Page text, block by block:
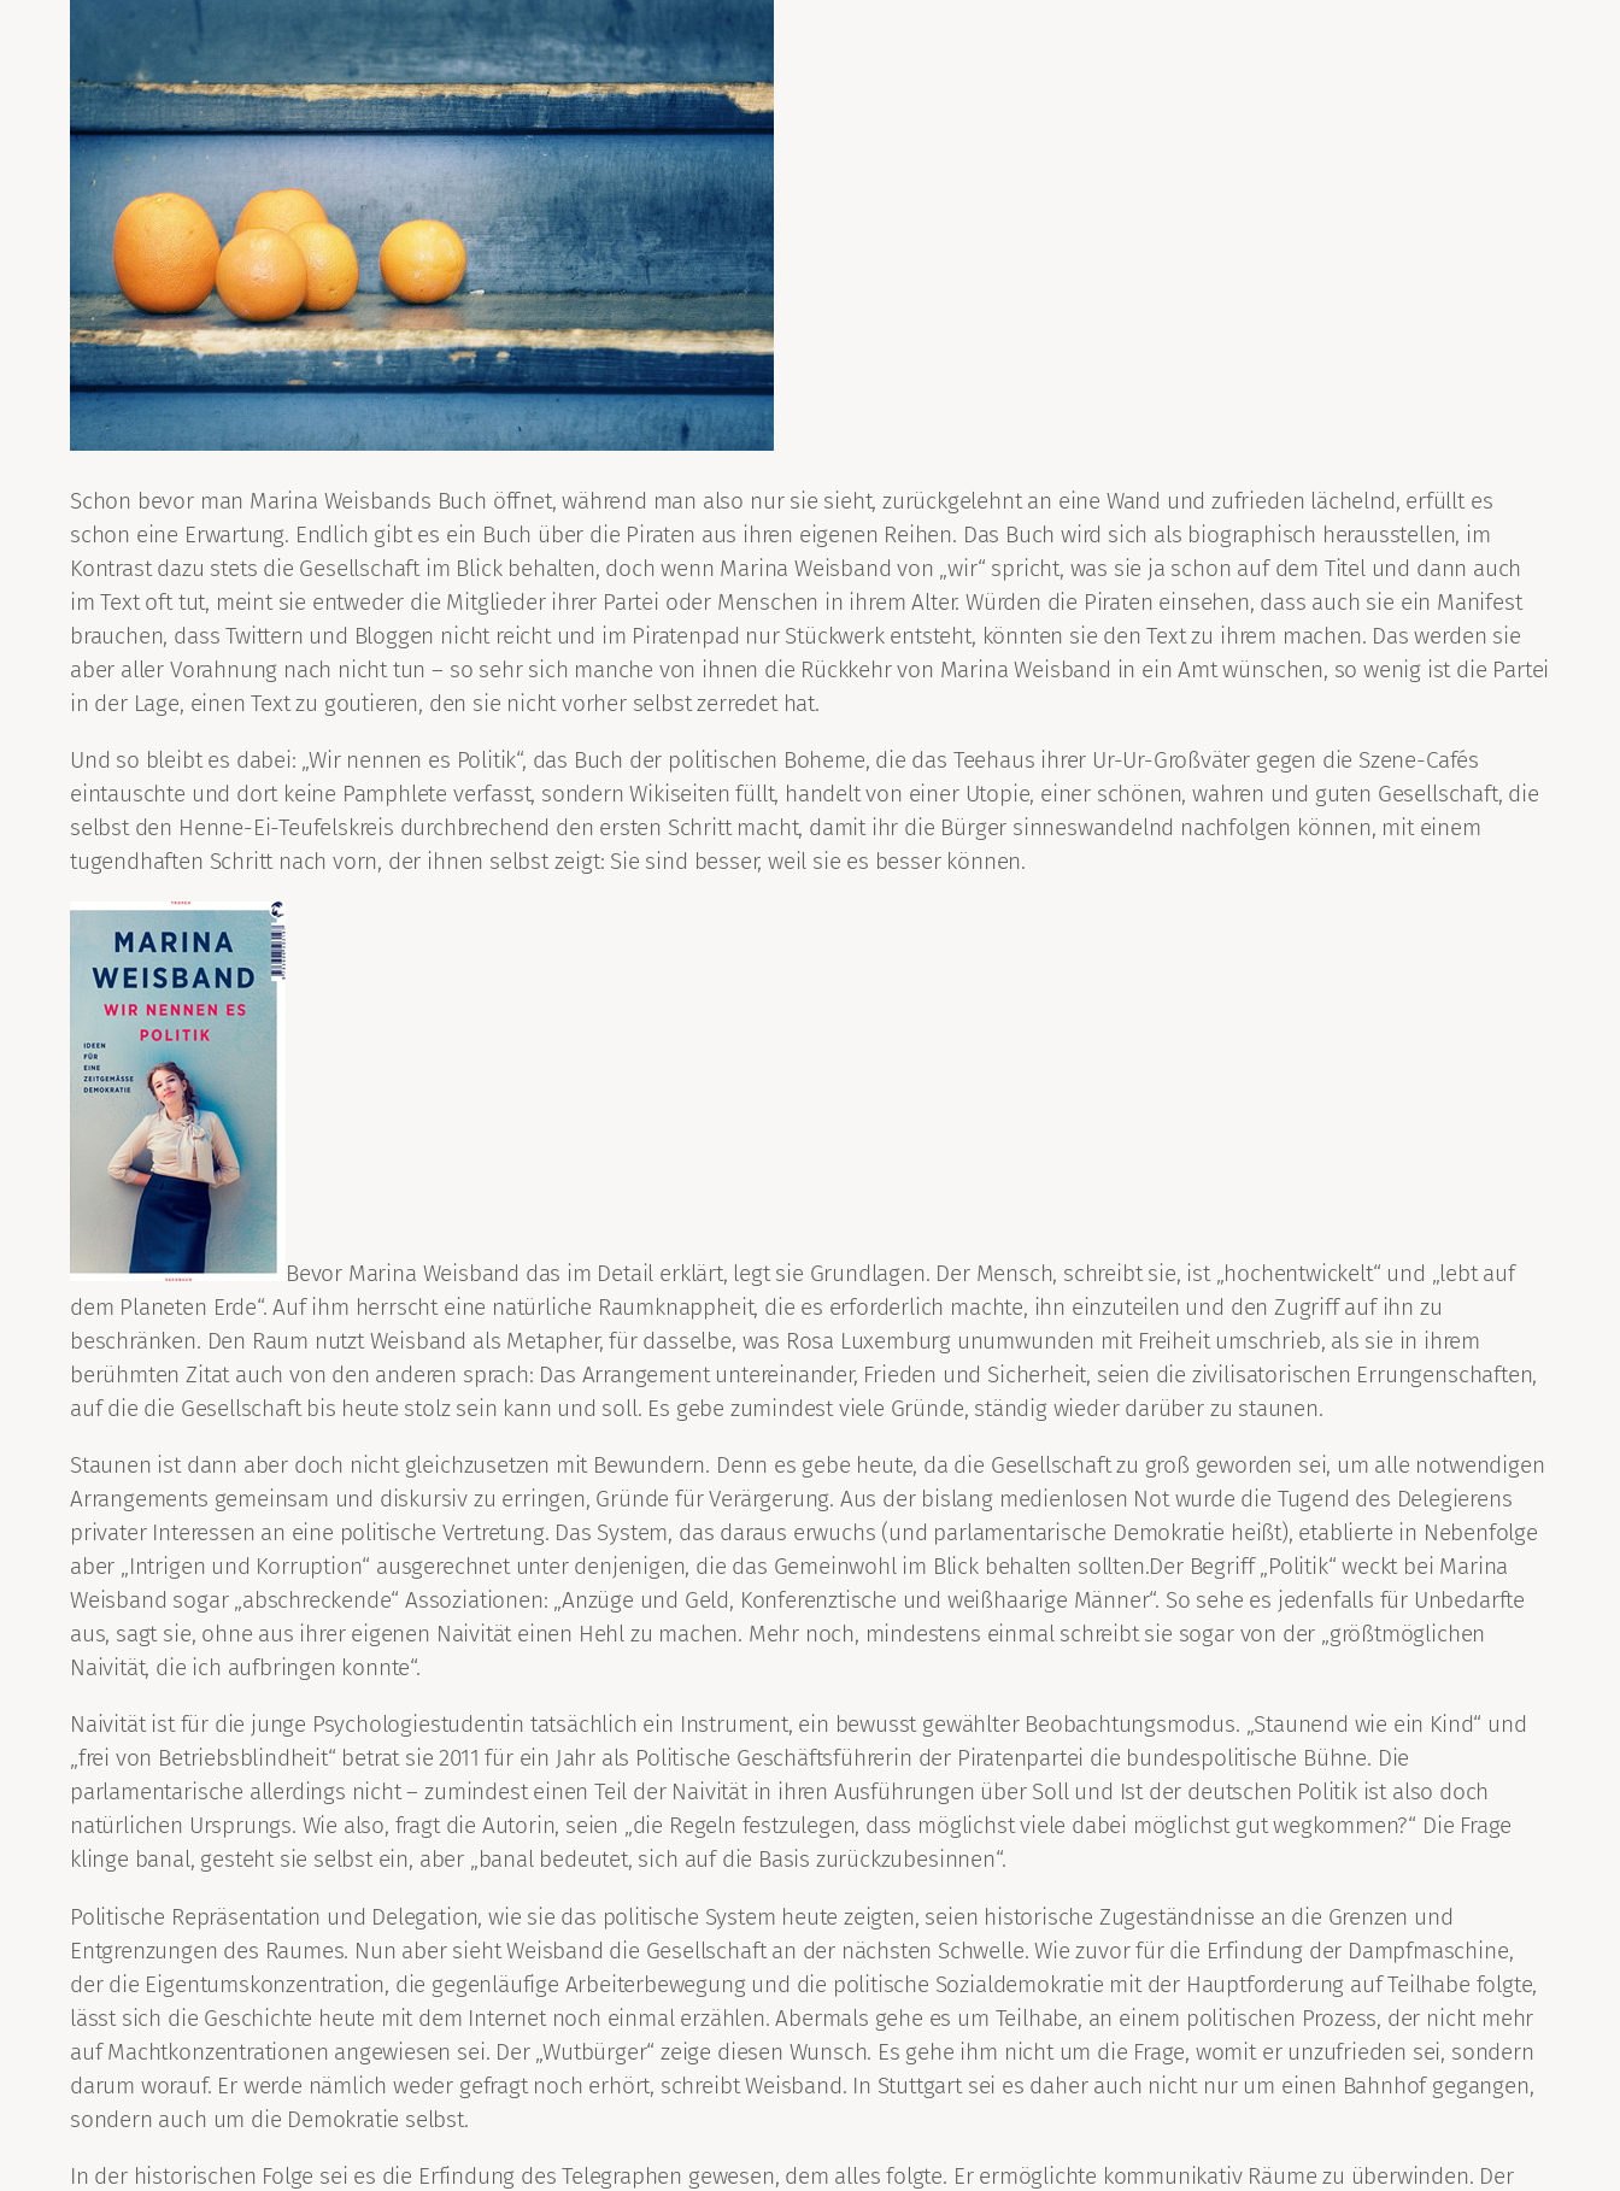
Schon bevor man Marina Weisbands Buch öffnet, während man also nur sie sieht, zurückgelehnt an eine Wand und zufrieden lächelnd, erfüllt es
schon eine Erwartung. Endlich gibt es ein Buch über die Piraten aus ihren eigenen Reihen. Das Buch wird sich als biographisch herausstellen, im
Kontrast dazu stets die Gesellschaft im Blick behalten, doch wenn Marina Weisband von „wir“ spricht, was sie ja schon auf dem Titel und dann auch
im Text oft tut, meint sie entweder die Mitglieder ihrer Partei oder Menschen in ihrem Alter. Würden die Piraten einsehen, dass auch sie ein Manifest
brauchen, dass Twittern und Bloggen nicht reicht und im Piratenpad nur Stückwerk entsteht, könnten sie den Text zu ihrem machen. Das werden sie
aber aller Vorahnung nach nicht tun – so sehr sich manche von ihnen die Rückkehr von Marina Weisband in ein Amt wünschen, so wenig ist die Partei
in der Lage, einen Text zu goutieren, den sie nicht vorher selbst zerredet hat.
Und so bleibt es dabei: „Wir nennen es Politik“, das Buch der politischen Boheme, die das Teehaus ihrer Ur-Ur-Großväter gegen die Szene-Cafés
eintauschte und dort keine Pamphlete verfasst, sondern Wikiseiten füllt, handelt von einer Utopie, einer schönen, wahren und guten Gesellschaft, die
selbst den Henne-Ei-Teufelskreis durchbrechend den ersten Schritt macht, damit ihr die Bürger sinneswandelnd nachfolgen können, mit einem
tugendhaften Schritt nach vorn, der ihnen selbst zeigt: Sie sind besser, weil sie es besser können.
Bevor Marina Weisband das im Detail erklärt, legt sie Grundlagen. Der Mensch, schreibt sie, ist „hochentwickelt“ und „lebt auf
dem Planeten Erde“. Auf ihm herrscht eine natürliche Raumknappheit, die es erforderlich machte, ihn einzuteilen und den Zugriff auf ihn zu
beschränken. Den Raum nutzt Weisband als Metapher, für dasselbe, was Rosa Luxemburg unumwunden mit Freiheit umschrieb, als sie in ihrem
berühmten Zitat auch von den anderen sprach: Das Arrangement untereinander, Frieden und Sicherheit, seien die zivilisatorischen Errungenschaften,
auf die die Gesellschaft bis heute stolz sein kann und soll. Es gebe zumindest viele Gründe, ständig wieder darüber zu staunen.
Staunen ist dann aber doch nicht gleichzusetzen mit Bewundern. Denn es gebe heute, da die Gesellschaft zu groß geworden sei, um alle notwendigen
Arrangements gemeinsam und diskursiv zu erringen, Gründe für Verärgerung. Aus der bislang medienlosen Not wurde die Tugend des Delegierens
privater Interessen an eine politische Vertretung. Das System, das daraus erwuchs (und parlamentarische Demokratie heißt), etablierte in Nebenfolge
aber „Intrigen und Korruption“ ausgerechnet unter denjenigen, die das Gemeinwohl im Blick behalten sollten.Der Begriff „Politik“ weckt bei Marina
Weisband sogar „abschreckende“ Assoziationen: „Anzüge und Geld, Konferenztische und weißhaarige Männer“. So sehe es jedenfalls für Unbedarfte
aus, sagt sie, ohne aus ihrer eigenen Naivität einen Hehl zu machen. Mehr noch, mindestens einmal schreibt sie sogar von der „größtmöglichen
Naivität, die ich aufbringen konnte“.
Naivität ist für die junge Psychologiestudentin tatsächlich ein Instrument, ein bewusst gewählter Beobachtungsmodus. „Staunend wie ein Kind“ und
„frei von Betriebsblindheit“ betrat sie 2011 für ein Jahr als Politische Geschäftsführerin der Piratenpartei die bundespolitische Bühne. Die
parlamentarische allerdings nicht – zumindest einen Teil der Naivität in ihren Ausführungen über Soll und Ist der deutschen Politik ist also doch
natürlichen Ursprungs. Wie also, fragt die Autorin, seien „die Regeln festzulegen, dass möglichst viele dabei möglichst gut wegkommen?“ Die Frage
klinge banal, gesteht sie selbst ein, aber „banal bedeutet, sich auf die Basis zurückzubesinnen“.
Politische Repräsentation und Delegation, wie sie das politische System heute zeigten, seien historische Zugeständnisse an die Grenzen und
Entgrenzungen des Raumes. Nun aber sieht Weisband die Gesellschaft an der nächsten Schwelle. Wie zuvor für die Erfindung der Dampfmaschine,
der die Eigentumskonzentration, die gegenläufige Arbeiterbewegung und die politische Sozialdemokratie mit der Hauptforderung auf Teilhabe folgte,
lässt sich die Geschichte heute mit dem Internet noch einmal erzählen. Abermals gehe es um Teilhabe, an einem politischen Prozess, der nicht mehr
auf Machtkonzentrationen angewiesen sei. Der „Wutbürger“ zeige diesen Wunsch. Es gehe ihm nicht um die Frage, womit er unzufrieden sei, sondern
darum worauf. Er werde nämlich weder gefragt noch erhört, schreibt Weisband. In Stuttgart sei es daher auch nicht nur um einen Bahnhof gegangen,
sondern auch um die Demokratie selbst.
In der historischen Folge sei es die Erfindung des Telegraphen gewesen, dem alles folgte. Er ermöglichte kommunikativ Räume zu überwinden. Der